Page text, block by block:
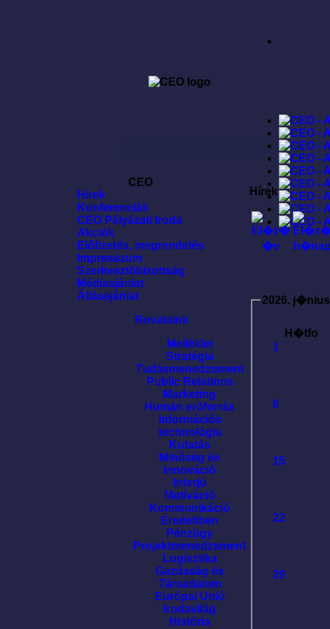
CEO
Hírek
Konferenciák
CEO Pályázati Iroda
Akciók
Elõfizetés, megrendelés
Impresszum
Szerkesztõbizottság
Médiaajánlat
Állásajánlat
Rovataink
Melléklet
Stratégia
Tudásmenedzsment
Public Relations
Marketing
Humán erõforrás
Információs
technológia
Kutatás
Minõség és
Innováció
Interjú
Motíváció
Kommunikáció
Eredetiben
Pénzügy
Projektmenedzsment
Logisztika
Gazdaság és
Társadalom
Európai Unió
Irodavilág
História
Hírek
2026. j�nius
H�tfo
1
8
15
22
29